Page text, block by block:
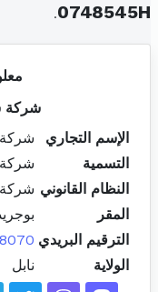
0748545H
.
شركة
الإسم التجاري
شركة
التسمية
شركة
النظام القانوني شركة
المقر
الترقيم البريدي 8070
الولاية
نابل